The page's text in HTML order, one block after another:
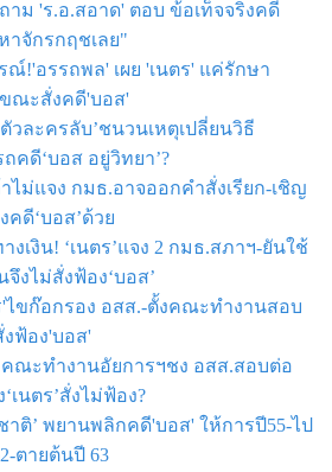
ถาม 'ร.อ.สอาด' ตอบ ข้อเท็จจริงคดี
าจักรกฤชเลย"
ณ์!'อรรถพล' เผย 'เนตร' แค่รักษา
ณะสั่งคดี'บอส'
วละครลับ’ชนวนเหตุเปลี่ยนวิธี
คดี‘บอส อยู่วิทยา’?
าไม่แจง กมธ.อาจออกคำสั่งเรียก-เชิญ
ดี‘บอส’ด้วย
เงิน! ‘เนตร’แจง 2 กมธ.สภาฯ-ยันใช้
งไม่สั่งฟ้อง‘บอส’
'ไขก๊อกรอง อสส.-ตั้งคณะทำงานสอบ
ฟ้อง'บอส'
คณะทำงานอัยการฯชง อสส.สอบต่อ
เนตร’สั่งไม่ฟ้อง?
าติ’ พยานพลิกคดี'บอส' ให้การปี55-ไป
ตายต้นปี 63